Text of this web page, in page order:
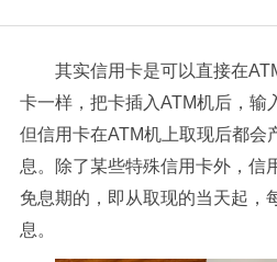
其实信用卡是可以直接在
卡一样，把卡插入ATM机后，输
但信用卡在ATM机上取现后都会
息。除了某些特殊信用卡外，信
免息期的，即从取现的当天起，
息。